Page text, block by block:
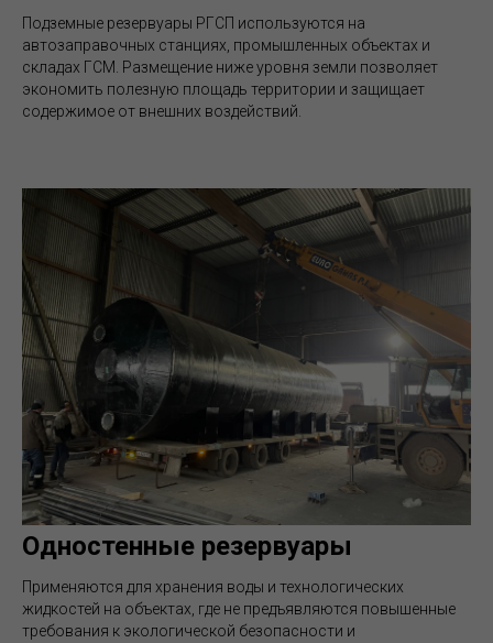
Подземные резервуары РГСП используются на
автозаправочных станциях, промышленных объектах и
складах ГСМ. Размещение ниже уровня земли позволяет
экономить полезную площадь территории и защищает
содержимое от внешних воздействий.
Одностенные резервуары
Применяются для хранения воды и технологических
жидкостей на объектах, где не предъявляются повышенные
требования к экологической безопасности и